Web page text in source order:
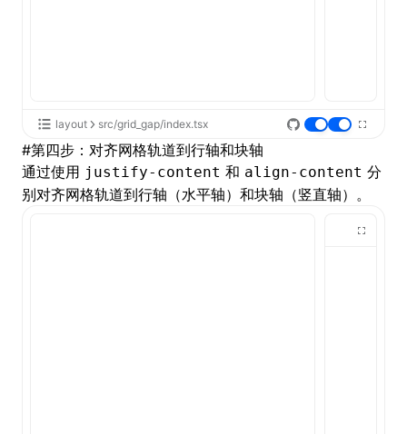
layout src/grid_gap/index.tsx
#第四步：对齐网格轨道到行轴和块轴
通过使用 justify-content 和 align-content 分
别对齐网格轨道到行轴（水平轴）和块轴（竖直轴）。